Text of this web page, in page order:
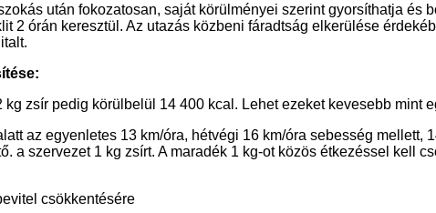
után fokozatosan, saját körülményei szerint gyorsíthatja
2 órán keresztül. Az utazás közbeni fáradtság elkerülése
zsír pedig körülbelül 14 400 kcal. Lehet ezeket kevesebb mint
az egyenletes 13 km/óra, hétvégi 16 km/óra sebesség
a szervezet 1 kg zsírt. A maradék 1 kg-ot közös étkezéssel kell